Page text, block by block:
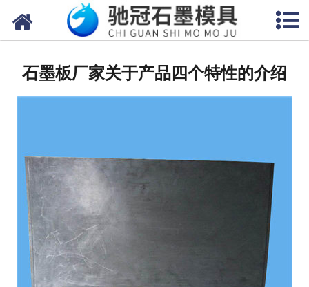
网站首页
视频中心
石墨板厂家关于产品四个特性的介绍